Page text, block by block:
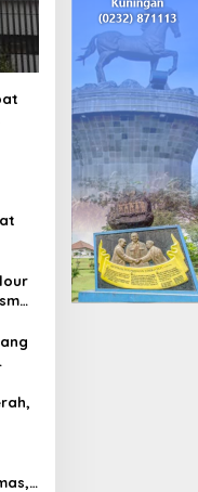
Rp. 10
Kuningan Tetapkan
Kredit Bank
Jadi Tersangka
Juta